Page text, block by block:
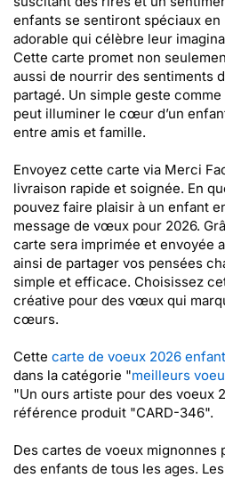
enfants se sentiront spéciaux
adorable qui célèbre leur
Cette carte promet non
aussi de nourrir des sentiments
partagé. Un simple geste
peut illuminer le cœur d’un
entre amis et famille.
Envoyez cette carte via Merci
livraison rapide et soignée. En
pouvez faire plaisir à un enfant
message de vœux pour 2026.
carte sera imprimée et envoyée
ainsi de partager vos pensées
simple et efficace. Choisissez
créative pour des vœux qui
cœurs.
Cette carte de voeux 2026
dans la catégorie "meilleurs
"Un ours artiste pour des voeux
référence produit "CARD-346".
Des cartes de voeux mignonnes
des enfants de tous les ages.